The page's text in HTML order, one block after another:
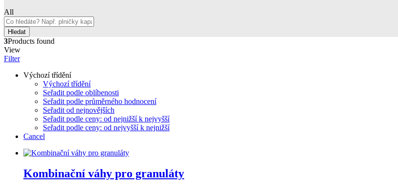
All
Hledat
3Products found
View
Filter
Výchozí třídění
Výchozí třídění
Seřadit podle oblíbenosti
Seřadit podle průměrného hodnocení
Seřadit od nejnovějších
Seřadit podle ceny: od nejnižší k nejvyšší
Seřadit podle ceny: od nejvyšší k nejnižší
Cancel
Kombinační váhy pro granuláty